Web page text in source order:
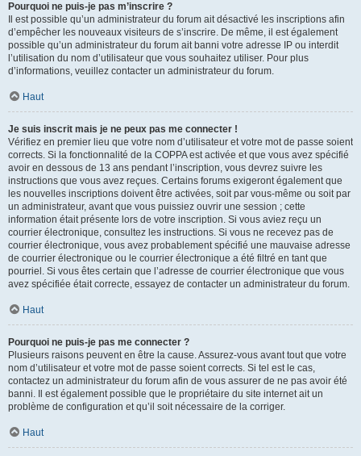
Pourquoi ne puis-je pas m’inscrire ?
Il est possible qu’un administrateur du forum ait désactivé les inscriptions afin
d’empêcher les nouveaux visiteurs de s’inscrire. De même, il est également
possible qu’un administrateur du forum ait banni votre adresse IP ou interdit
l’utilisation du nom d’utilisateur que vous souhaitez utiliser. Pour plus
d’informations, veuillez contacter un administrateur du forum.
Haut
Je suis inscrit mais je ne peux pas me connecter !
Vérifiez en premier lieu que votre nom d’utilisateur et votre mot de passe soient
corrects. Si la fonctionnalité de la COPPA est activée et que vous avez spécifié
avoir en dessous de 13 ans pendant l’inscription, vous devrez suivre les
instructions que vous avez reçues. Certains forums exigeront également que
les nouvelles inscriptions doivent être activées, soit par vous-même ou soit par
un administrateur, avant que vous puissiez ouvrir une session ; cette
information était présente lors de votre inscription. Si vous aviez reçu un
courrier électronique, consultez les instructions. Si vous ne recevez pas de
courrier électronique, vous avez probablement spécifié une mauvaise adresse
de courrier électronique ou le courrier électronique a été filtré en tant que
pourriel. Si vous êtes certain que l’adresse de courrier électronique que vous
avez spécifiée était correcte, essayez de contacter un administrateur du forum.
Haut
Pourquoi ne puis-je pas me connecter ?
Plusieurs raisons peuvent en être la cause. Assurez-vous avant tout que votre
nom d’utilisateur et votre mot de passe soient corrects. Si tel est le cas,
contactez un administrateur du forum afin de vous assurer de ne pas avoir été
banni. Il est également possible que le propriétaire du site internet ait un
problème de configuration et qu’il soit nécessaire de la corriger.
Haut